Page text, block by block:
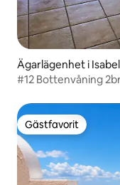
Ägarlägenhet i
#12 Bottenvåning
Gästfavorit
Gästfavorit